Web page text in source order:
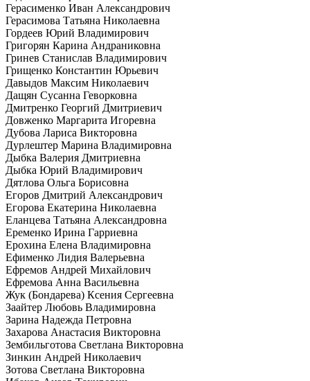
Герасименко Иван Александрович
Герасимова Татьяна Николаевна
Гордеев Юрий Владимирович
Григорян Карина Андраниковна
Гринев Станислав Владимирович
Грищенко Константин Юрьевич
Давыдов Максим Николаевич
Дащян Сусанна Геворковна
Дмитренко Георгий Дмитриевич
Довженко Маргарита Игоревна
Дубова Лариса Викторовна
Дурлештер Марина Владимировна
Дыбка Валерия Дмитриевна
Дыбка Юрий Владимирович
Дятлова Ольга Борисовна
Егоров Дмитрий Александрович
Егорова Екатерина Николаевна
Еланцева Татьяна Александровна
Еременко Ирина Гарриевна
Ерохина Елена Владимировна
Ефименко Лидия Валерьевна
Ефремов Андрей Михайлович
Ефремова Анна Васильевна
Жук (Бондарева) Ксения Сергеевна
Заайтер Любовь Владимировна
Зарина Надежда Петровна
Захарова Анастасия Викторовна
Зембильготова Светлана Викторовна
Зинкин Андрей Николаевич
Зотова Светлана Викторовна